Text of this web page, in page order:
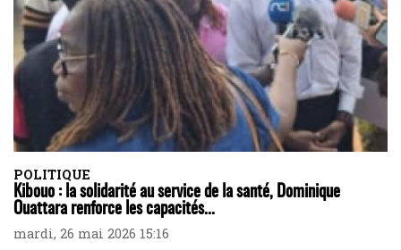
POLITIQUE
Kibouo : la solidarité au service de la santé, Dominique
Ouattara renforce les capacités...
mardi, 26 mai 2026 15:16